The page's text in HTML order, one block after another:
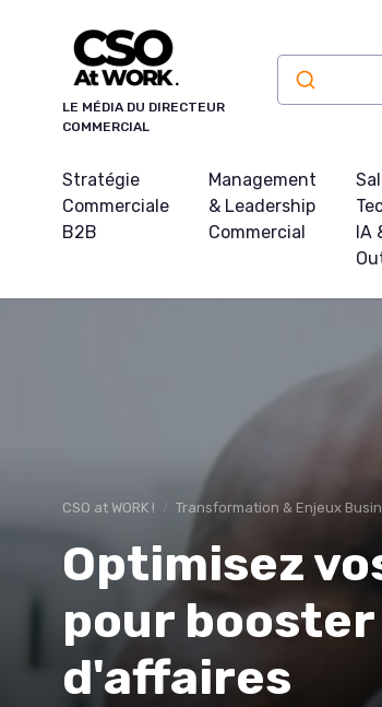
LE MÉDIA DU DIRECTEUR
COMMERCIAL
Stratégie
Commerciale
B2B
Management
& Leadership
Commercial
IA
CSO at WORK ! Transformation & Enjeux
Optimisez
pour
d'affaires